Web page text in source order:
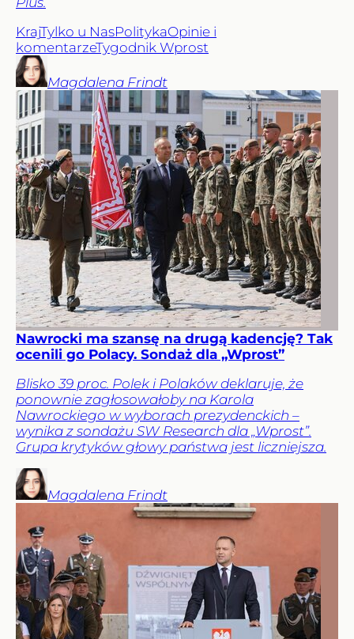
KrajTylko u NasPolitykaOpinie i
komentarzeTygodnik Wprost
Magdalena Frindt
Nawrocki ma szansę na drugą kadencję? Tak
ocenili go Polacy. Sondaż dla „Wprost”
Blisko 39 proc. Polek i Polaków deklaruje, że
ponownie zagłosowałoby na Karola
Nawrockiego w wyborach prezydenckich –
wynika z sondażu SW Research dla „Wprost”.
Grupa krytyków głowy państwa jest liczniejsza.
Magdalena Frindt